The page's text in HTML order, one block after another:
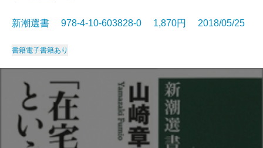
新潮選書 978-4-10-603828-0 1,870円 2018/05/25
書籍電子書籍あり